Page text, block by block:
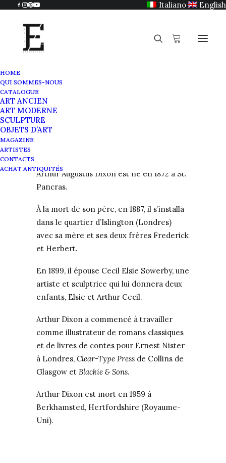
Italiano English
HOME
QUI SOMMES-NOUS
CATALOGUE
ART ANCIEN
ART MODERNE
SCULPTURE
OBJETS D’ART
MAGAZINE
ARTISTES
CONTACTS
ACHAT ANTIQUITÉS
Arthur Augustus Dixon est né en 1872 à St.
Pancras.
À la mort de son père, en 1887, il s’installa
dans le quartier d’Islington (Londres)
avec sa mère et ses deux frères Frederick
et Herbert.
En 1899, il épouse Cecil Elsie Sowerby, une
artiste et sculptrice qui lui donnera deux
enfants, Elsie et Arthur Cecil.
Arthur Dixon a commencé à travailler
comme illustrateur de romans classiques
et de livres de contes pour Ernest Nister
à Londres, Clear-Type Press de Collins de
Glasgow et Blackie & Sons.
Arthur Dixon est mort en 1959 à
Berkhamsted, Hertfordshire (Royaume-
Uni).